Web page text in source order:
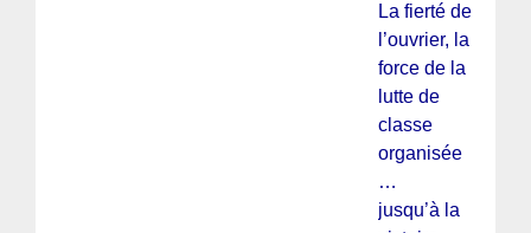
La fierté de
l’ouvrier, la
force de la
lutte de
classe
organisée
…
jusqu’à la